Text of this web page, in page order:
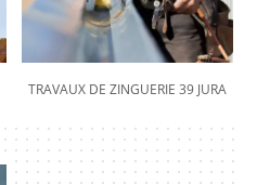
TRAVAUX DE ZINGUERIE 39 JURA